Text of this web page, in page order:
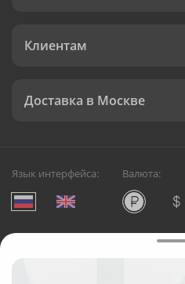
Клиентам
Доставка в Москве
Язык интерфейса: Валюта:
Служба круглосуточной
Русский Букет, 2026